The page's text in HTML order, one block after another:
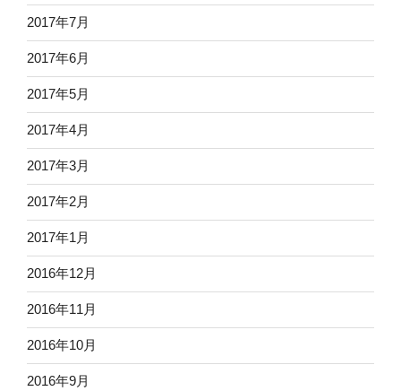
2017年7月
2017年6月
2017年5月
2017年4月
2017年3月
2017年2月
2017年1月
2016年12月
2016年11月
2016年10月
2016年9月